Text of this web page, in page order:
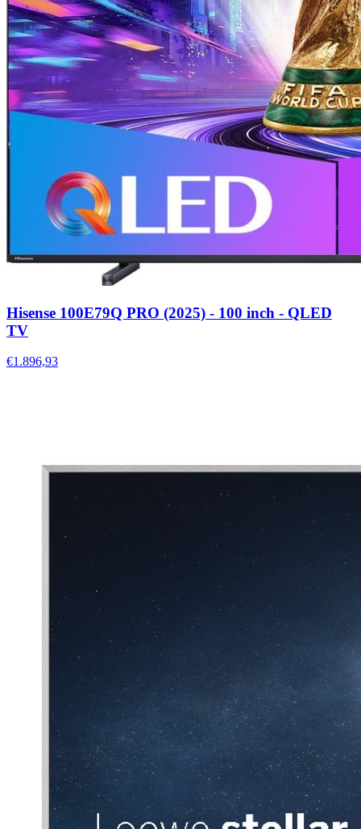
Hisense 100E79Q PRO (2025) - 100 inch - QLED
TV
€1.896,93